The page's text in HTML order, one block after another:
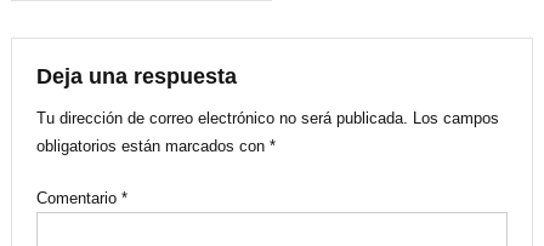
entradas
Deja una respuesta
Tu dirección de correo electrónico no será publicada. Los campos
obligatorios están marcados con *
Comentario *